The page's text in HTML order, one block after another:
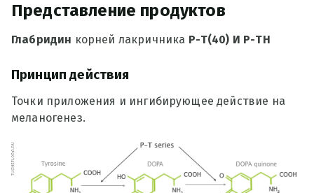
Представление продуктов
Глабридин корней лакричника Р-Т(40) И Р-ТН
Принцип действия
Точки приложения и ингибирующее действие на
меланогенез.